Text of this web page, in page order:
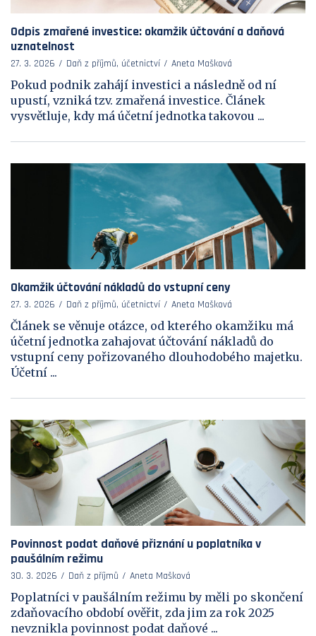
Odpis zmařené investice: okamžik účtování a daňová
uznatelnost
27. 3. 2026 Daň z příjmů, účetnictví Aneta Mašková
Pokud podnik zahájí investici a následně od ní
upustí, vzniká tzv. zmařená investice. Článek
vysvětluje, kdy má účetní jednotka takovou ...
Okamžik účtování nákladů do vstupní ceny
27. 3. 2026 Daň z příjmů, účetnictví Aneta Mašková
Článek se věnuje otázce, od kterého okamžiku má
účetní jednotka zahajovat účtování nákladů do
vstupní ceny pořizovaného dlouhodobého majetku.
Účetní ...
Povinnost podat daňové přiznání u poplatníka v
paušálním režimu
30. 3. 2026 Daň z příjmů Aneta Mašková
Poplatníci v paušálním režimu by měli po skončení
zdaňovacího období ověřit, zda jim za rok 2025
nevznikla povinnost podat daňové ...